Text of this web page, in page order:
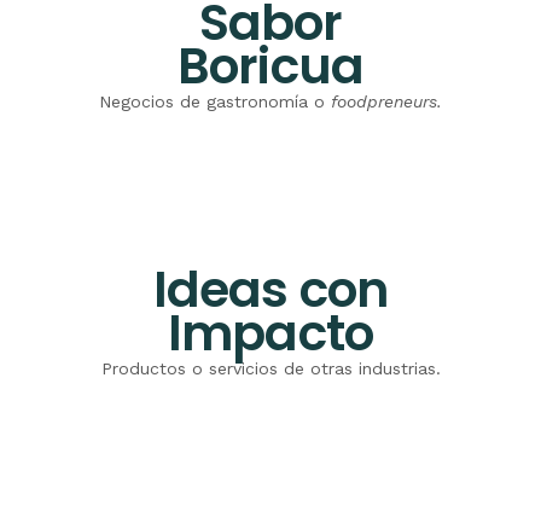
Sabor
Boricua
Negocios de gastronomía o foodpreneurs.
Ideas con
Impacto
Productos o servicios de otras industrias.